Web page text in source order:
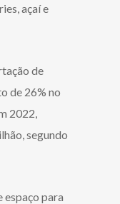
açaí e
de
de 26% no
2022,
segundo
espaço para